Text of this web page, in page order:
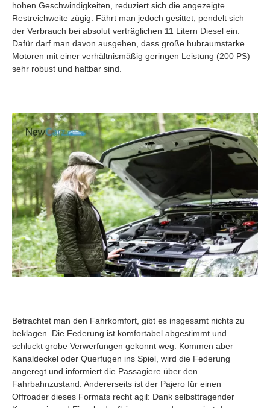
hohen Geschwindigkeiten, reduziert sich die angezeigte
Restreichweite zügig. Fährt man jedoch gesittet, pendelt sich
der Verbrauch bei absolut verträglichen 11 Litern Diesel ein.
Dafür darf man davon ausgehen, dass große hubraumstarke
Motoren mit einer verhältnismäßig geringen Leistung (200 PS)
sehr robust und haltbar sind.
Betrachtet man den Fahrkomfort, gibt es insgesamt nichts zu
beklagen. Die Federung ist komfortabel abgestimmt und
schluckt grobe Verwerfungen gekonnt weg. Kommen aber
Kanaldeckel oder Querfugen ins Spiel, wird die Federung
angeregt und informiert die Passagiere über den
Fahrbahnzustand. Andererseits ist der Pajero für einen
Offroader dieses Formats recht agil: Dank selbsttragender